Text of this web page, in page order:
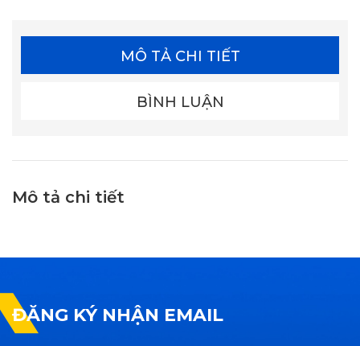
MÔ TẢ CHI TIẾT
BÌNH LUẬN
Mô tả chi tiết
ĐĂNG KÝ NHẬN EMAIL